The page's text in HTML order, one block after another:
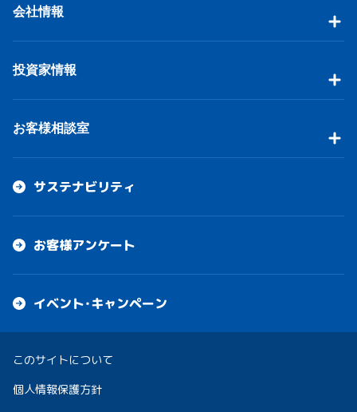
会社情報
投資家情報
お客様相談室
サステナビリティ
お客様アンケート
イベント・キャンペーン
このサイトについて
個人情報保護方針